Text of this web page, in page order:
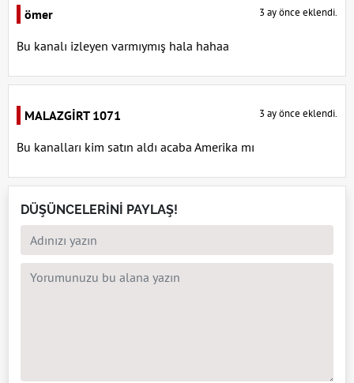
ömer 3 ay önce eklendi.
Bu kanalı izleyen varmıymış hala hahaa
MALAZGİRT 1071 3 ay önce eklendi.
Bu kanalları kim satın aldı acaba Amerika mı
DÜŞÜNCELERİNİ PAYLAŞ!